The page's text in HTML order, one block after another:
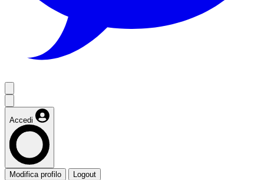
Accedi
Modifica profilo Logout